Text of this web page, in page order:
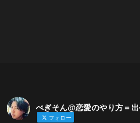
ぺぎそん@恋愛のやり方＝
フォロー